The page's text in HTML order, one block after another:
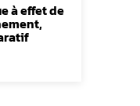
à effet de